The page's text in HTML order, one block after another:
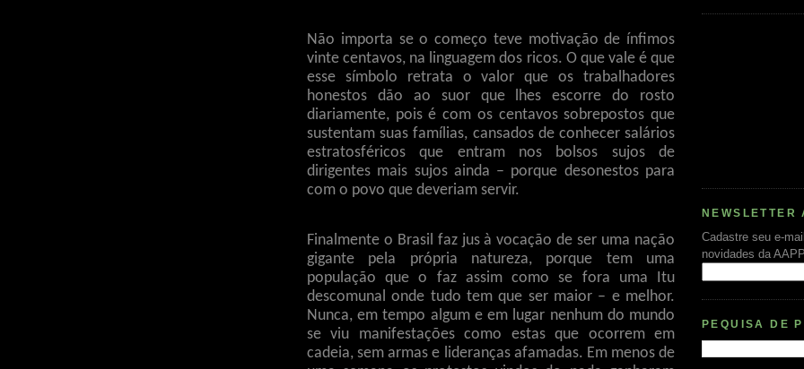
Não importa se o começo teve motivação de ínfimos
vinte centavos, na linguagem dos ricos. O que vale é que
esse símbolo retrata o valor que os trabalhadores
honestos dão ao suor que lhes escorre do rosto
diariamente, pois é com os centavos sobrepostos que
sustentam suas famílias, cansados de conhecer salários
estratosféricos que entram nos bolsos sujos de
dirigentes mais sujos ainda – porque desonestos para
com o povo que deveriam servir.
Finalmente o Brasil faz jus à vocação de ser uma nação
gigante pela própria natureza, porque tem uma
população que o faz assim como se fora uma Itu
descomunal onde tudo tem que ser maior – e melhor.
Nunca, em tempo algum e em lugar nenhum do mundo
se viu manifestações como estas que ocorrem em
cadeia, sem armas e lideranças afamadas. Em menos de
NEWSLETTER
Cadastre seu e-
novidades da
PEQUISA DE